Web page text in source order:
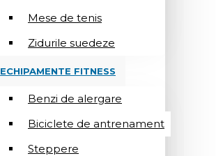
Mese de tenis
Zidurile suedeze
ECHIPAMENTE FITNESS
Benzi de alergare
Biciclete de antrenament
Steppere